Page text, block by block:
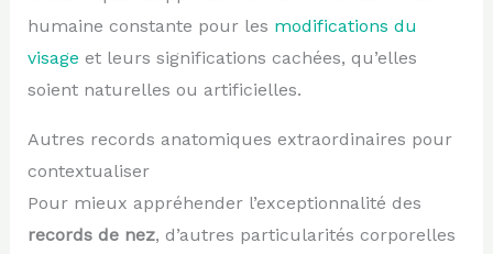
humaine constante pour les modifications du
visage et leurs significations cachées, qu’elles
soient naturelles ou artificielles.
Autres records anatomiques extraordinaires pour
contextualiser
Pour mieux appréhender l’exceptionnalité des
records de nez, d’autres particularités corporelles